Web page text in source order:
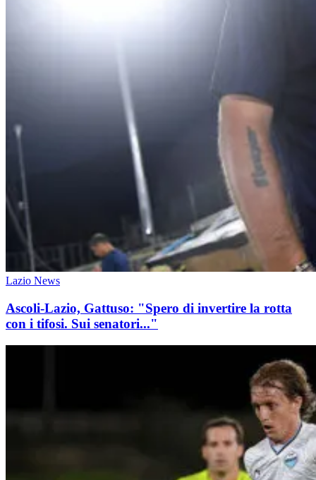
Lazio News
Ascoli-Lazio, Gattuso: "Spero di invertire la rotta
con i tifosi. Sui senatori..."